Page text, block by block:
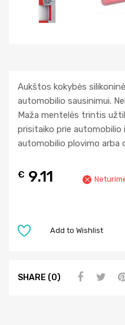
Aukštos kokybės
automobilio sausinimui.
Maža mentelės trintis
prisitaiko prie automobilio
automobilio plovimo arba
€ 9.11
Add to Wishlist
SHARE (0)